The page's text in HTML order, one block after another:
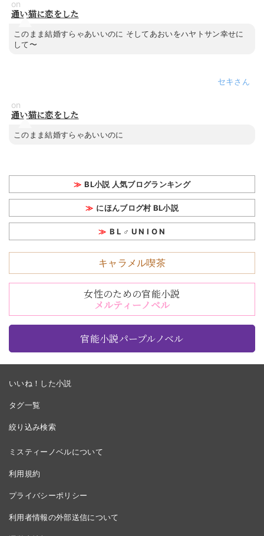
on
通い猫に恋をした
このまま結婚すらゃあいいのに そしてあおいをハヤトサン幸せに
して〜
セキ
on
通い猫に恋をした
このまま結婚すらゃあいいのに
BL小説 人気ブログランキング
にほんブログ村 BL小説
B L ♂ U N I O N
キャラメル喫茶
女性のための官能小説
メルティーノベル
官能小説パープルノベル
いいね！した小説
タグ一覧
絞り込み検索
ミスティーノベルについて
利用規約
プライバシーポリシー
利用者情報の外部送信について